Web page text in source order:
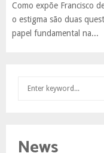
Como expõe Francisco
o estigma são duas
papel fundamental na...
h